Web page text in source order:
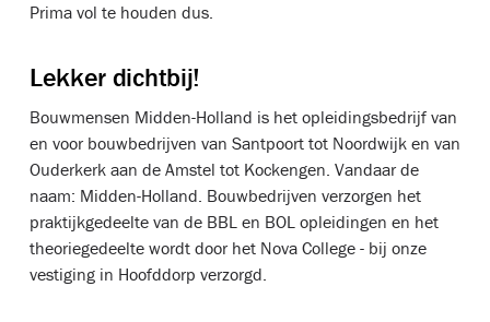
Prima vol te houden dus.
Lekker dichtbij!
Bouwmensen Midden-Holland is het opleidingsbedrijf van
en voor bouwbedrijven van Santpoort tot Noordwijk en van
Ouderkerk aan de Amstel tot Kockengen. Vandaar de
naam: Midden-Holland. Bouwbedrijven verzorgen het
praktijkgedeelte van de BBL en BOL opleidingen en het
theoriegedeelte wordt door het Nova College - bij onze
vestiging in Hoofddorp verzorgd.